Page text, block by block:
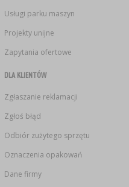
Usługi parku maszyn
Projekty unijne
Zapytania ofertowe
DLA KLIENTÓW
Zgłaszanie reklamacji
Zgłoś błąd
Odbiór zużytego sprzętu
Oznaczenia opakowań
Dane firmy